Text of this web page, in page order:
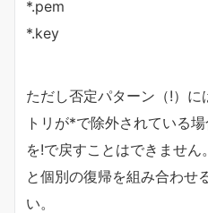
*.pem
*.key
ただし否定パターン（!）に
トリが*で除外されている
を!で戻すことはできませ
と個別の復帰を組み合わせ
い。